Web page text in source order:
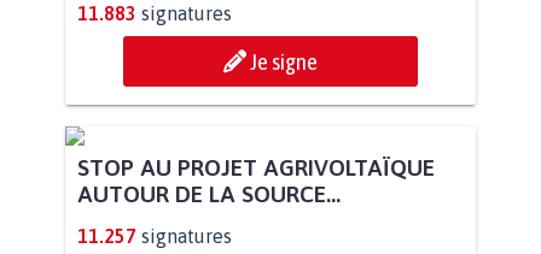
113.508 signatures
Je signe
PAS D'ÉOLIENNES EN FORÊT CLASSÉE
NATURA 2000
11.883 signatures